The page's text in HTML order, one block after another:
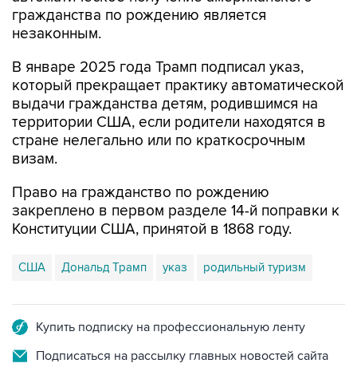
гражданства по рождению является
незаконным.
В январе 2025 года Трамп подписал указ,
который прекращает практику автоматической
выдачи гражданства детям, родившимся на
территории США, если родители находятся в
стране нелегально или по краткосрочным
визам.
Право на гражданство по рождению
закреплено в первом разделе 14-й поправки к
Конституции США, принятой в 1868 году.
США Дональд Трамп указ родильный туризм
Купить подписку на профессиональную ленту
Подписаться на рассылку главных новостей сайта